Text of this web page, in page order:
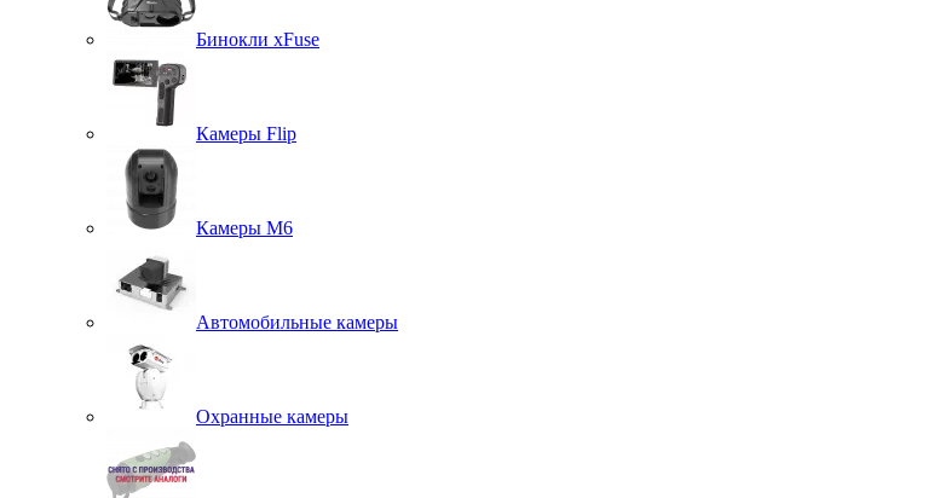
Бинокли xFuse
Камеры Flip
Камеры M6
Автомобильные камеры
Охранные камеры